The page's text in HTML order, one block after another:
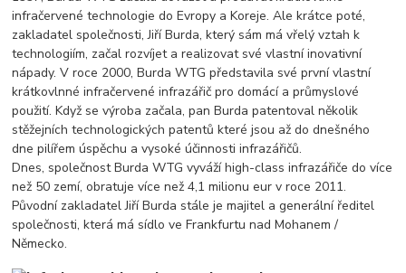
infračervené technologie do Evropy a Koreje. Ale krátce poté,
zakladatel společnosti, Jiří Burda, který sám má vřelý vztah k
technologiím, začal rozvíjet a realizovat své vlastní inovativní
nápady. V roce 2000, Burda WTG představila své první vlastní
krátkovlnné infračervené infrazářič pro domácí a průmyslové
použití. Když se výroba začala, pan Burda patentoval několik
stěžejních technologických patentů které jsou až do dnešného
dne pilířem úspěchu a vysoké účinnosti infrazářičů.
Dnes, společnost Burda WTG vyváží high-class infrazářiče do více
než 50 zemí, obratuje více než 4,1 milionu eur v roce 2011.
Původní zakladatel Jiří Burda stále je majitel a generální ředitel
společnosti, která má sídlo ve Frankfurtu nad Mohanem /
Německo.